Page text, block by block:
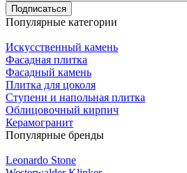
Подписаться
Популярные категории
Искусственный камень
Фасадная плитка
Фасадный камень
Плитка для цоколя
Ступени и напольная плитка
Облицовочный кирпич
Керамогранит
Популярные бренды
Leonardo Stone